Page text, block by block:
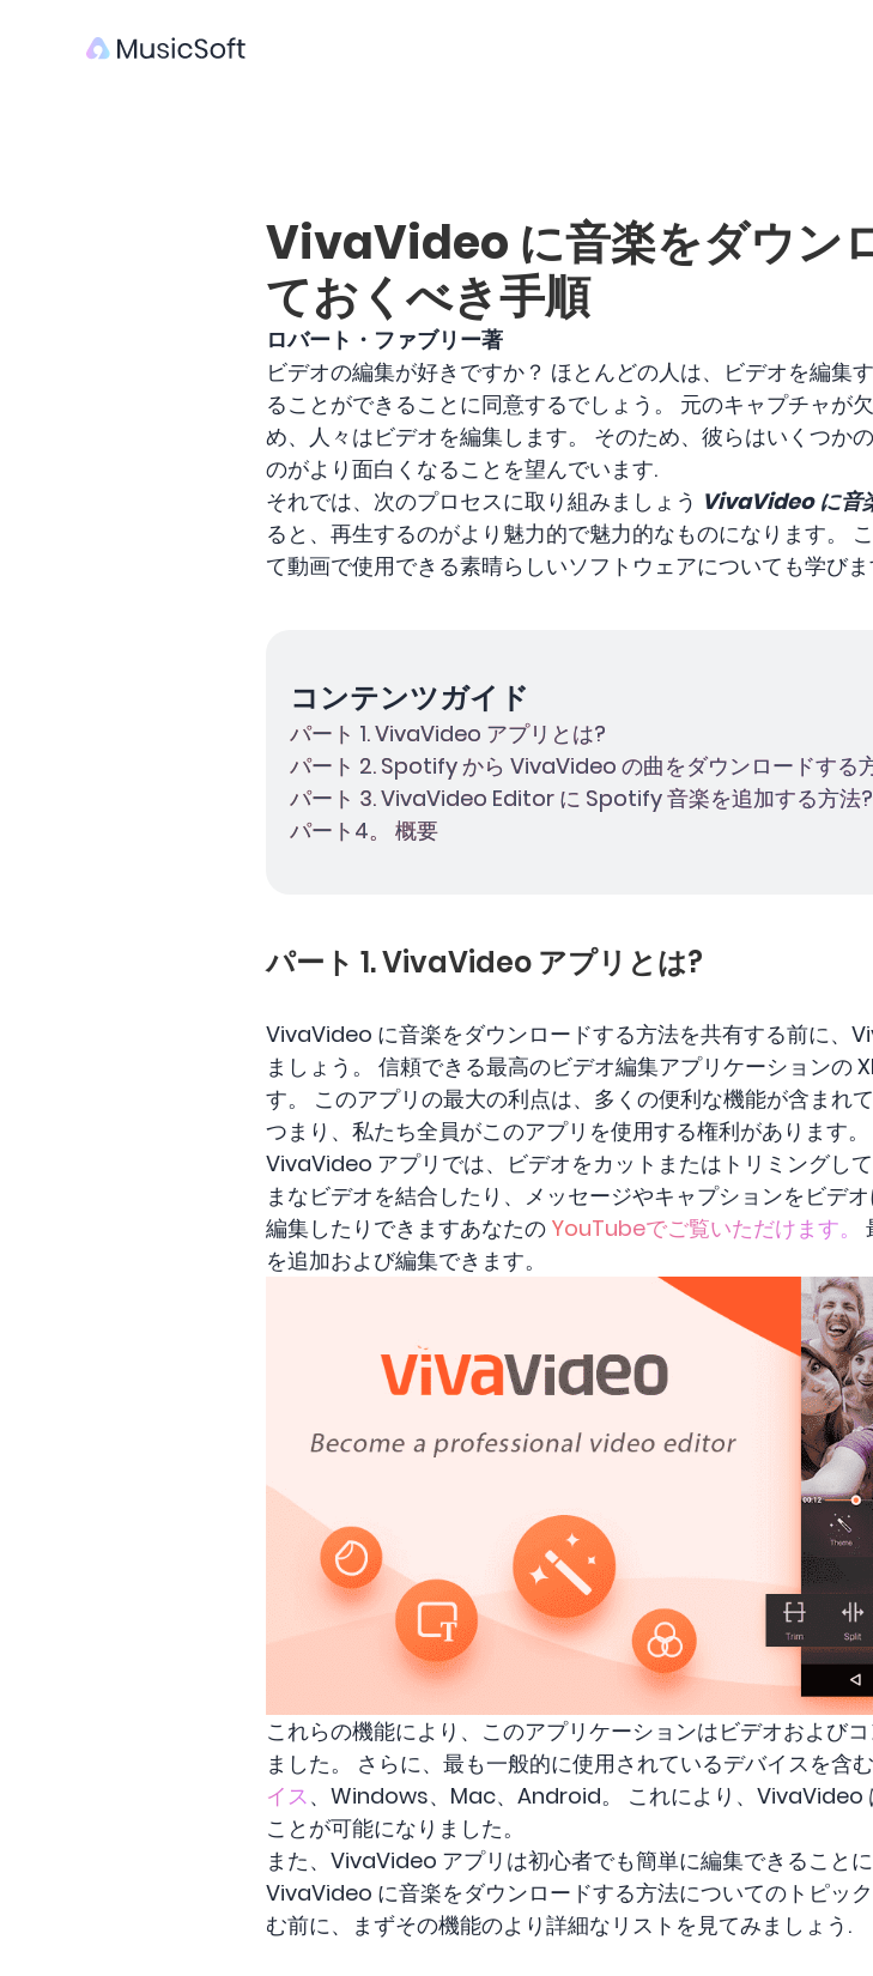
VivaVideo に音楽をダウン
ておくべき手順
ロバート・ファブリー著
ビデオの編集が好きですか？ ほとんどの人は、ビデオを編集
ることができることに同意するでしょう。 元のキャプチャが
め、人々はビデオを編集します。 そのため、彼らはいくつか
のがより面白くなることを望んでいます.
それでは、次のプロセスに取り組みましょう VivaVideo に音
ると、再生するのがより魅力的で魅力的なものになります。
て動画で使用できる素晴らしいソフトウェアについても学びま
コンテンツガイド
パート 1. VivaVideo アプリとは?
パート 2. Spotify から VivaVideo の曲をダウンロードする
パート 3. VivaVideo Editor に Spotify 音楽を追加する方法?
パート4。 概要
パート 1. VivaVideo アプリとは?
VivaVideo に音楽をダウンロードする方法を共有する前に、
ましょう。 信頼できる最高のビデオ編集アプリケーションの
す。 このアプリの最大の利点は、多くの便利な機能が含まれ
つまり、私たち全員がこのアプリを使用する権利があります。
VivaVideo アプリでは、ビデオをカットまたはトリミングし
まなビデオを結合したり、メッセージやキャプションをビデ
編集したりできますあなたの YouTubeでご覧いただけます。
を追加および編集できます。
これらの機能により、このアプリケーションはビデオおよび
ました。 さらに、最も一般的に使用されているデバイスを含
イス、Windows、Mac、Android。 これにより、VivaVideo
ことが可能になりました。
また、VivaVideo アプリは初心者でも簡単に編集できること
VivaVideo に音楽をダウンロードする方法についてのトピッ
む前に、まずその機能のより詳細なリストを見てみましょう.